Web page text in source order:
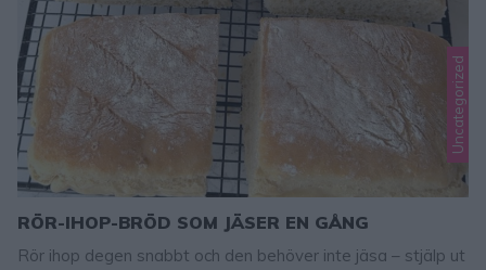
Uncategorized
RÖR-IHOP-BRÖD SOM JÄSER EN GÅNG
Rör ihop degen snabbt och den behöver inte jäsa – stjälp ut